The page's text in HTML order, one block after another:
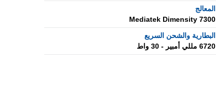
المعالج
Mediatek Dimensity 7300
البطارية والشحن السريع
6720 مللي أمبير - 30 واط